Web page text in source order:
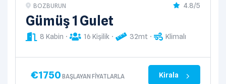
BOZBURUN 4.8/5
Gümüş 1 Gulet
8 Kabin 16 Kişilik 32mt Klimalı
€1750 BAŞLAYAN FIYATLARLA Kirala